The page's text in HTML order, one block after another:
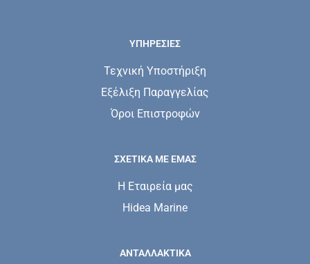
ΥΠΗΡΕΣΊΕΣ
Τεχνική Υποστήριξη
Εξέλιξη Παραγγελίας
Όροι Επιστροφών
ΣΧΕΤΙΚΆ ΜΕ ΕΜΆΣ
Η Εταιρεία μας
Hidea Marine
ΑΝΤΑΛΛΑΚΤΙΚΑ